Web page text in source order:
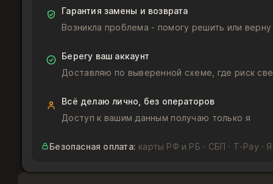
«Битвы
землях»
Гарантия замены и возврата
Возникла проблема - помогу решить или верну
Берегу ваш аккаунт
Доставляю по выверенной схеме, где риск
Всё делаю лично, без операторов
Доступ к вашим данным получаю только я
Безопасная оплата: карты РФ и РБ · СБП · T‑Pay ·